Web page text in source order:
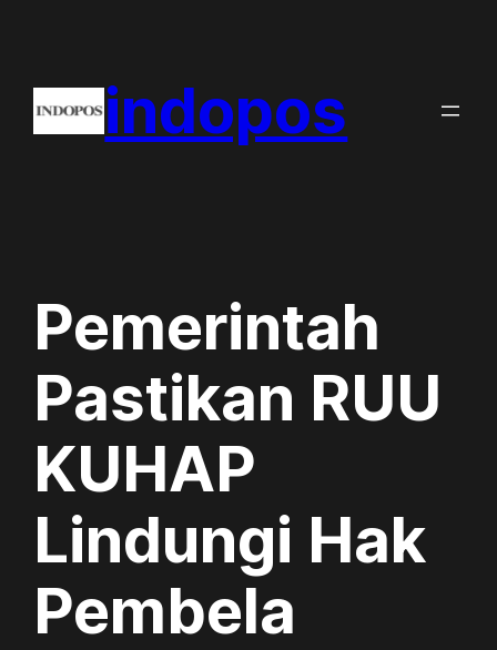
content
indopos
Pemerintah
Pastikan RUU
KUHAP
Lindungi Hak
Pembela